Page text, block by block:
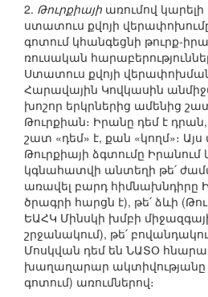
2. Թուրքիայի առումով կարելի
ստատուս քվոյի
գոտում կհանգեցնի թուրք-
ռուսական
Ստատուս քվոյի
Հարավային Կովկասին
խոշոր երկրներից ամենից
Թուրքիան։ Իրանը դեմ է
շատ «դեմ» է, քան «կողմ»։
Թուրքիայի ձգտումը
կգնահատվի անտեղի թե՛
առավել բարդ հիմնախնդիրը
ծրագրի հարցն է), թե՛ ձևի
ԵԱՀԿ Մինսկի խմբի
շրջանակում), թե՛
Մոսկվան դեմ են ՆԱՏՕ
խաղաղարար
գոտում) առումներով։